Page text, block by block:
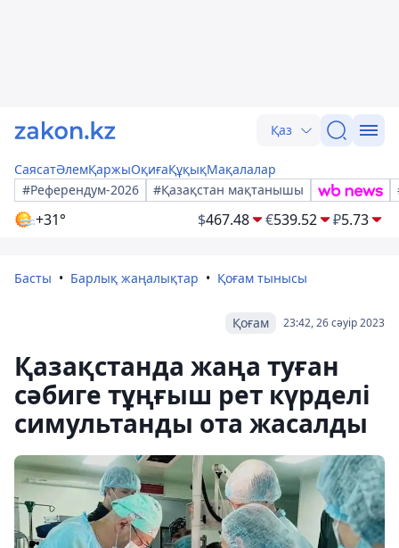
Қаз
СаясатӘлемҚаржыОқиғаҚұқықМақалалар
#Референдум-2026
#Қазақстан мақтанышы
+31° $467.48 €539.52 ₽5.73
Басты Барлық жаңалықтар Қоғам тынысы
23:42, 26 сәуір 2023
Қоғам
Қазақстанда жаңа туған
сәбиге тұңғыш рет күрделі
симультанды ота жасалды